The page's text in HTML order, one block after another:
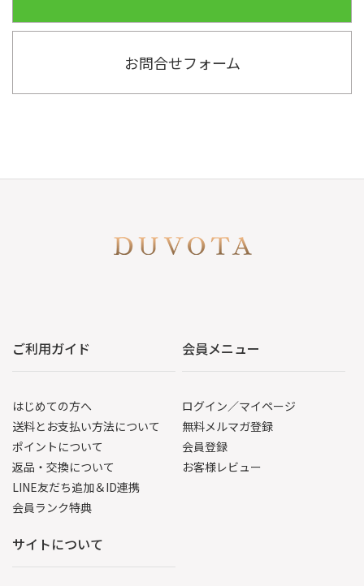
お問合せフォーム
ご利用ガイド
はじめての方へ
送料とお支払い方法について
ポイントについて
返品・交換について
LINE友だち追加＆ID連携
会員ランク特典
会員メニュー
ログイン／マイページ
無料メルマガ登録
会員登録
お客様レビュー
サイトについて